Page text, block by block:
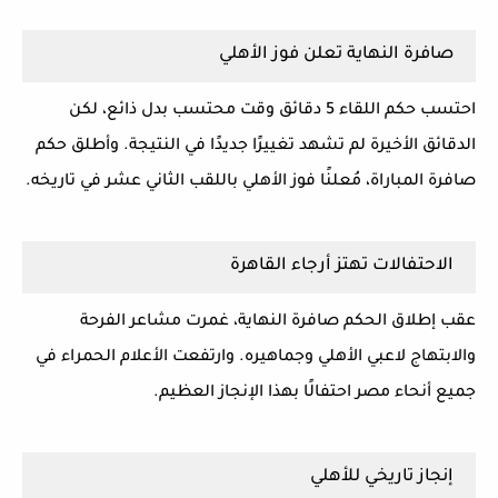
صافرة النهاية تعلن فوز الأهلي
احتسب حكم اللقاء 5 دقائق وقت محتسب بدل ذائع، لكن
الدقائق الأخيرة لم تشهد تغييرًا جديدًا في النتيجة. وأطلق حكم
صافرة المباراة، مُعلنًا فوز الأهلي باللقب الثاني عشر في تاريخه.
الاحتفالات تهتز أرجاء القاهرة
عقب إطلاق الحكم صافرة النهاية، غمرت مشاعر الفرحة
والابتهاج لاعبي الأهلي وجماهيره. وارتفعت الأعلام الحمراء في
جميع أنحاء مصر احتفالًا بهذا الإنجاز العظيم.
إنجاز تاريخي للأهلي